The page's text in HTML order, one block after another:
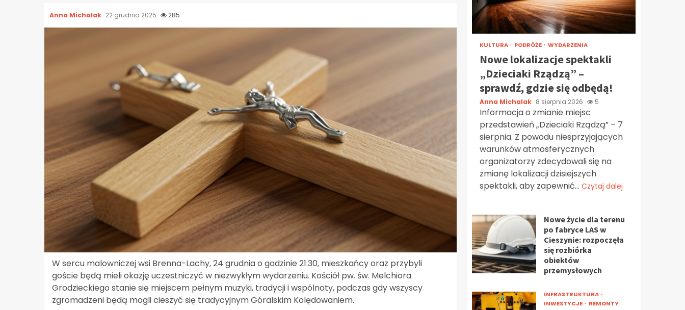
Anna Michalak 22 grudnia 2025 285
W sercu malowniczej wsi Brenna-Lachy, 24 grudnia o godzinie 21:30, mieszkańcy oraz przybyli
goście będą mieli okazję uczestniczyć w niezwykłym wydarzeniu. Kościół pw. św. Melchiora
Grodzieckiego stanie się miejscem pełnym muzyki, tradycji i wspólnoty, podczas gdy wszyscy
zgromadzeni będą mogli cieszyć się tradycyjnym Góralskim Kolędowaniem.
KULTURA PODRÓŻE WYDARZENIA
Nowe lokalizacje spektakli
„Dzieciaki Rządzą” –
sprawdź, gdzie się odbędą!
Anna Michalak 8 sierpnia 2026 5
Informacja o zmianie miejsc
przedstawień „Dzieciaki Rządzą” – 7
sierpnia. Z powodu niesprzyjających
warunków atmosferycznych
organizatorzy zdecydowali się na
zmianę lokalizacji dzisiejszych
spektakli, aby zapewnić... Czytaj dalej
Nowe życie dla terenu
po fabryce LAS w
Cieszynie: rozpoczęła
się rozbiórka
obiektów
przemysłowych
INFRASTRUKTURA
INWESTYCJE
REMONTY